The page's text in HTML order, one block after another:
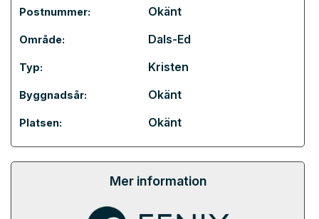
Postnummer: Okänt
Område: Dals-Ed
Typ: Kristen
Byggnadsår: Okänt
Platsen: Okänt
Mer information